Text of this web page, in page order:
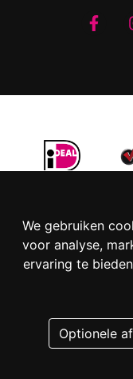
We gebruiken
voor analyse,
ervaring te
Optionele